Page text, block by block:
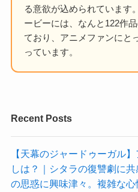
る意欲が込められています
ービーには、なんと122作
ており、アニメファンにと
っています。
Recent Posts
【天幕のジャードゥーガル
しは？｜シタラの復讐劇に
の思惑に興味津々。複雑な